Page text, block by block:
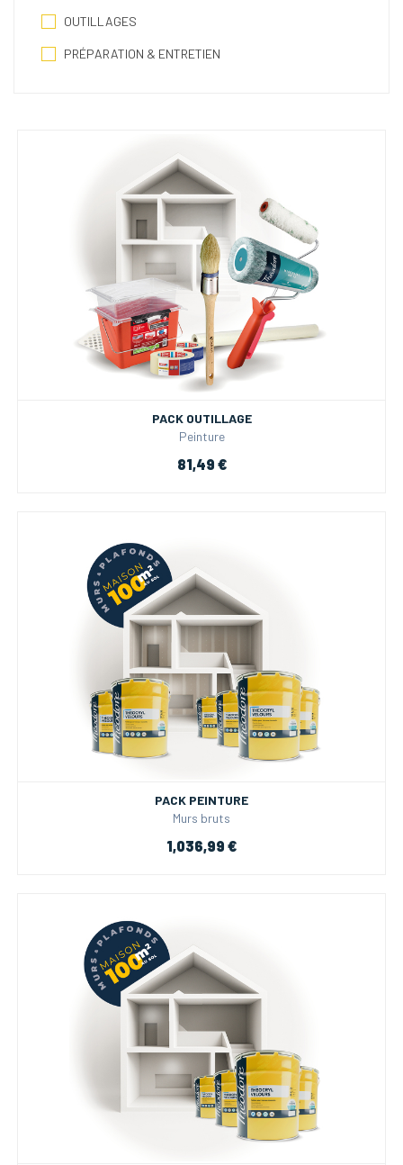
OUTILLAGES
PRÉPARATION & ENTRETIEN
PACK OUTILLAGE
Peinture
81,49 €
PACK PEINTURE
Murs bruts
1,036,99 €